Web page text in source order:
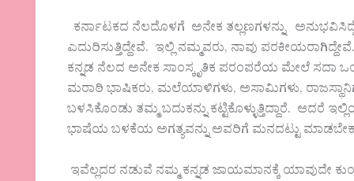
ಕರ್ನಾಟಕದ ನೆಲದೊಳಗೆ ಅನೇಕ ತಲ್ಲಣಗಳನ್ನು
ಎದುರಿಸುತ್ತಿದ್ದೇವೆ. ಇಲ್ಲಿ ನಮ್ಮವರು, ನಾವು
ಕನ್ನಡ ನೆಲದ ಅನೇಕ ಸಾಂಸ್ಕೃತಿಕ ಪರಂಪರೆಯ ಮೇಲೆ ಸದಾ
ಮರಾಠಿ ಭಾಷಿಕರು, ಮಲೆಯಾಳಿಗಳು, ಅಸಾಮಿಗಳು,
ಬಳಸಿಕೊಂಡು ತಮ್ಮ ಬದುಕನ್ನು ಕಟ್ಟಿಕೊಳ್ಳುತ್ತಿದ್ದಾರೆ. ಆದರೆ
ಭಾಷೆಯ ಬಳಕೆಯ ಅಗತ್ಯವನ್ನು ಅವರಿಗೆ ಮನದಟ್ಟು
ಇವೆಲ್ಲದರ ನಡುವೆ ನಮ್ಮ ಕನ್ನಡ ಜಾಯಮಾನಕ್ಕೆ ಯಾವುದೇ